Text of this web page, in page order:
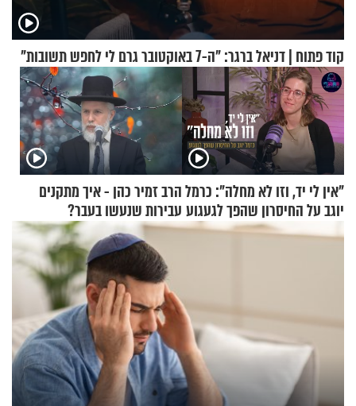
קוד פתוח | דניאל ברגר: "ה-7 באוקטובר גרם לי לחפש תשובות"
"אין לי יד, וזו לא מחלה": כרמל
יוגב על החיסרון שהפך לגעגוע
הרב זמיר כהן - איך מתקנים
עבירות שנעשו בעבר?